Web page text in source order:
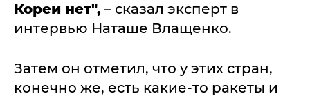
Кореи нет", – сказал эксперт в
интервью Наташе Влащенко.
Затем он отметил, что у этих стран,
конечно же, есть какие-то ракеты и